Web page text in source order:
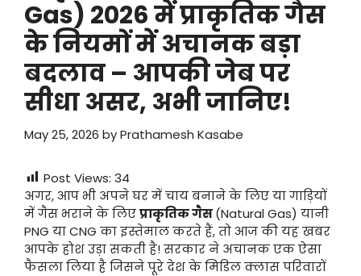
Gas) 2026 में प्राकृतिक गैस
के नियमों में अचानक बड़ा
बदलाव – आपकी जेब पर
सीधा असर, अभी जानिए!
May 25, 2026 byPrathamesh Kasabe
Post Views: 34
अगर, आप भी अपने घर में चाय बनाने के लिए या गाड़ियों
में गैस भराने के लिएप्राकृतिकगैस(Natural Gas) यानी
PNG या CNG का इस्तेमाल करते हैं, तो आज की यह खबर
आपके होश उड़ा सकती है! सरकार ने अचानक एक ऐसा
फैसला लिया है जिसने पूरे देश के मिडिल क्लास परिवारों